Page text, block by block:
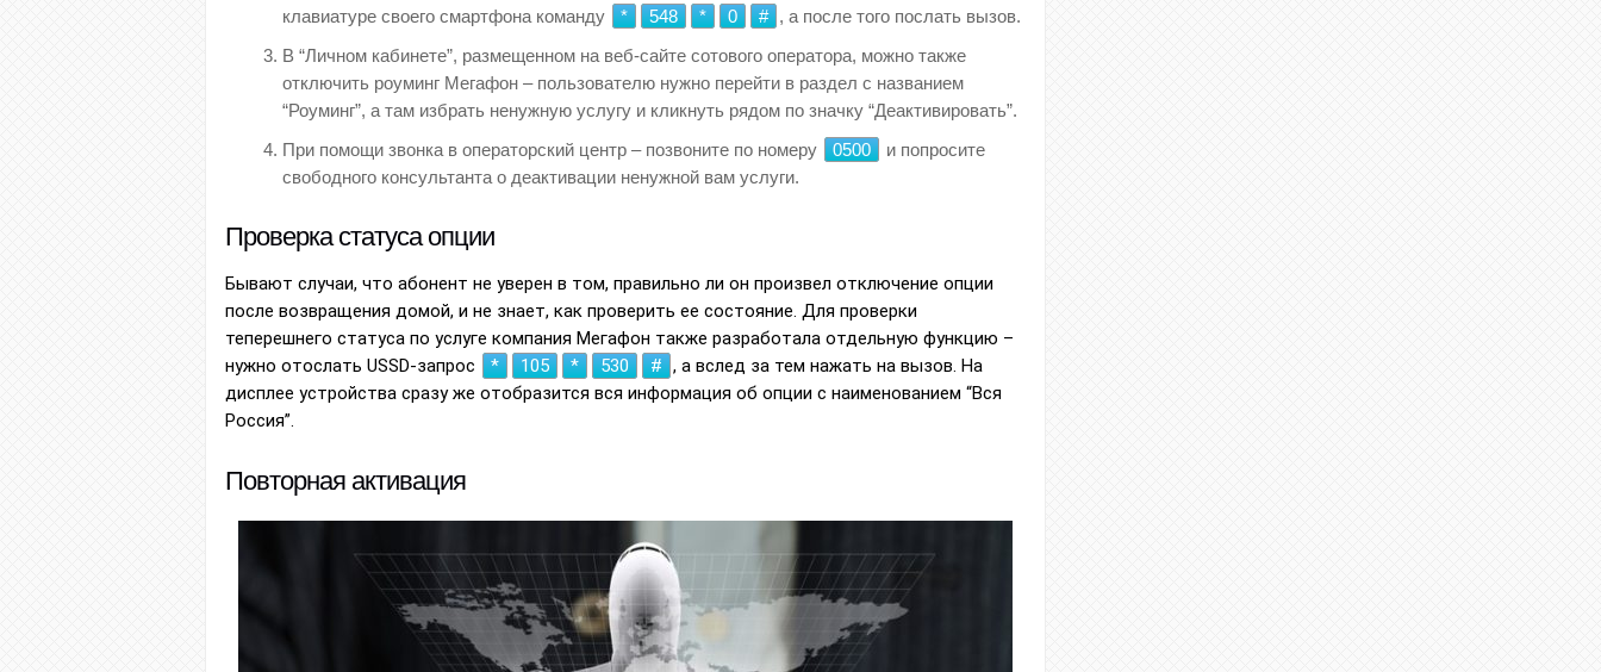
клавиатуре своего смартфона команду
* 548 * 0 # , а после того послать вызов.
В “Личном кабинете”, размещенном на веб-сайте сотового оператора, можно также
отключить роуминг Мегафон – пользователю нужно перейти в раздел с названием
“Роуминг”, а там избрать ненужную услугу и кликнуть рядом по значку “Деактивировать”.
При помощи звонка в операторский центр – позвоните по номеру
0500
и попросите
свободного консультанта о деактивации ненужной вам услуги.
Проверка статуса опции
Бывают случаи, что абонент не уверен в том, правильно ли он произвел отключение опции
после возвращения домой, и не знает, как проверить ее состояние. Для проверки
теперешнего статуса по услуге компания Мегафон также разработала отдельную функцию –
нужно отослать USSD-запрос
* 105 * 530 # , а вслед за тем нажать на вызов. На
дисплее устройства сразу же отобразится вся информация об опции с наименованием “Вся
Россия”.
Повторная активация